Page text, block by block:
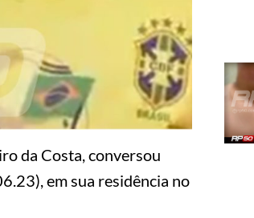
da Costa, conversou
em sua residência no